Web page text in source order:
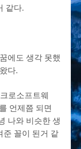
같다.
에도 생각 못했
다.
로소프트웨
언제쯤 되면
나와 비슷한 생
준 꼴이 된거 같